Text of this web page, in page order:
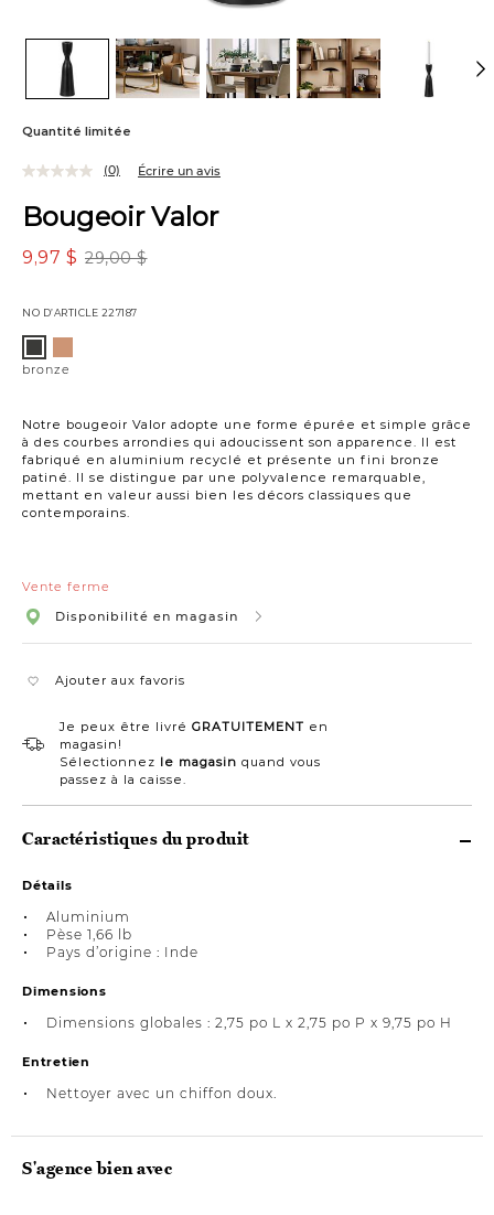
Quantité limitée
Bougeoir Valor
29,00 $
9,97 $
NO D’ARTICLE 227187
Notre bougeoir Valor adopte une forme épurée et simple grâce
à des courbes arrondies qui adoucissent son apparence. Il est
fabriqué en aluminium recyclé et présente un fini bronze
patiné. Il se distingue par une polyvalence remarquable,
mettant en valeur aussi bien les décors classiques que
contemporains.
(0) Écrire un avis
Variations
antique
bronze
Vente ferme
Disponibilité en magasin
Ajouter aux favoris
Je peux être livré GRATUITEMENT en
magasin!
Sélectionnez le magasin quand vous
passez à la caisse.
Caractéristiques du produit
Détails
Aluminium
Pèse 1,66 lb
Pays d’origine : Inde
Dimensions
Dimensions globales : 2,75 po L x 2,75 po P x 9,75 po H
Entretien
Nettoyer avec un chiffon doux.
S'agence bien avec